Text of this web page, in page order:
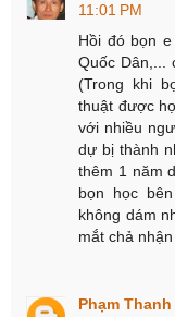
11:01 PM
Hồi đó bọn
Quốc Dân,...
(Trong khi
thuật được
với nhiều
dự bị thành
thêm 1 năm
bọn học
không dám
mắt chả
Phạm